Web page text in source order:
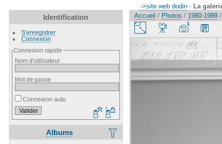
->site web dodin - La
Identification
S'enregistrer
Connexion
Connexion rapide
Nom d'utilisateur
Mot de passe
Connexion auto
Albums
Accueil / Photos / 1980-1989